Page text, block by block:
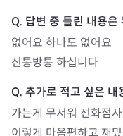
없어요 하나도 없어요
신통방통 하십니다
가는게 무서워 전화점사
이렇게 마음편하고 재